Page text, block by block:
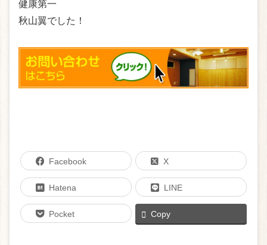
健康第一
秋山翼でした！
Facebook X
Hatena LINE
Pocket Copy